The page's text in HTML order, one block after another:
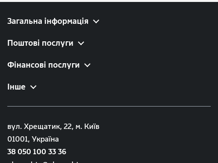
Загальна інформація
Поштові послуги
Фінансові послуги
Інше
вул. Хрещатик, 22, м. Київ
01001, Україна
38 050 100 33 36